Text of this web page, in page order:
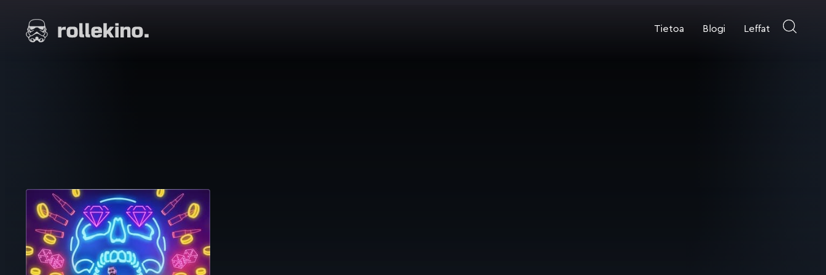
suoraan
sisältöön
Elokuvat ja elokuva-arviot | Rollekino.fi
Tietoa Blogi Leffat